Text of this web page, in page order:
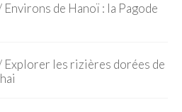
de Hanoï : la Pagode
Explorer les rizières dorées de